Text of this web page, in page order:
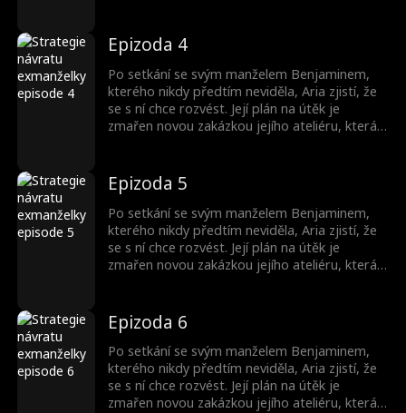
pracovat kvůli penězům. Během této doby se
Benjamin zamiluje do své designérky Arie,
zatímco ona k němu také začne něco cítit...
Epizoda 4
Po setkání se svým manželem Benjaminem,
kterého nikdy předtím neviděla, Aria zjistí, že
se s ní chce rozvést. Její plán na útěk je
zmařen novou zakázkou jejího ateliéru, která
pracovat kvůli penězům. Během této doby se
Benjamin zamiluje do své designérky Arie,
zatímco ona k němu také začne něco cítit...
Epizoda 5
Po setkání se svým manželem Benjaminem,
kterého nikdy předtím neviděla, Aria zjistí, že
se s ní chce rozvést. Její plán na útěk je
zmařen novou zakázkou jejího ateliéru, která
pracovat kvůli penězům. Během této doby se
Benjamin zamiluje do své designérky Arie,
zatímco ona k němu také začne něco cítit...
Epizoda 6
Po setkání se svým manželem Benjaminem,
kterého nikdy předtím neviděla, Aria zjistí, že
se s ní chce rozvést. Její plán na útěk je
zmařen novou zakázkou jejího ateliéru, která